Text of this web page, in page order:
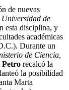
de nuevas
Universidad de
esta disciplina, y
académicas
Durante un
de Ciencia,
Petro recalcó la
la posibilidad
Marta